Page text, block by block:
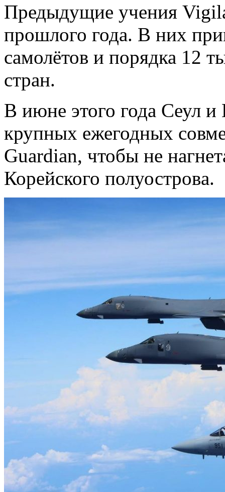
Предыдущие учения
прошлого года. В них
самолётов и порядка 12
стран.
В июне этого года Сеул
крупных ежегодных
Guardian, чтобы не
Корейского полуостровa.